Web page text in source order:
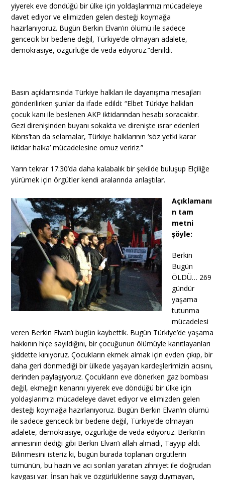
yiyerek eve döndüğü bir ülke için yoldaşlarımızı mücadeleye
davet ediyor ve elimizden gelen desteği koymağa
hazırlanıyoruz. Bugün Berkin Elvan’ın ölümü ile sadece
gencecik bir bedene değil, Türkiye’de olmayan adalete,
demokrasiye, özgürlüğe de veda ediyoruz.”denildi.
Basın açıklamsında Türkiye halkları ile dayanışma mesajları
gönderilirken şunlar da ifade edildi: “Elbet Türkiye halkları
çocuk kanı ile beslenen AKP iktidarından hesabı soracaktır.
Gezi direnişinden buyanı sokakta ve direnişte ısrar edenleri
Kıbrıs’tan da selamalar, Türkiye halklarının ‘söz yetki karar
iktidar halka’ mücadelesine omuz veririz.”
Yarın tekrar 17:30’da daha kalabalık bir şekilde buluşup Elçiliğe
yürümek için örgütler kendi aralarında anlaştılar.
Açıklamanı
n tam
metni
şöyle:
Berkin
Bugün
ÖLDÜ… 269
gündür
yaşama
tutunma
mücadelesi
veren Berkin Elvan’ı bugün kaybettik. Bugün Türkiye’de yaşama
hakkının hiçe sayıldığını, bir çocuğunun ölümüyle kanıtlayanları
şiddette kınıyoruz. Çocukların ekmek almak için evden çıkıp, bir
daha geri dönmediği bir ülkede yaşayan kardeşlerimizin acısını,
derinden paylaşıyoruz. Çocukların eve dönerken gaz bombası
değil, ekmeğin kenarını yiyerek eve döndüğü bir ülke için
yoldaşlarımızı mücadeleye davet ediyor ve elimizden gelen
desteği koymağa hazırlanıyoruz. Bugün Berkin Elvan’ın ölümü
ile sadece gencecik bir bedene değil, Türkiye’de olmayan
adalete, demokrasiye, özgürlüğe de veda ediyoruz. Berkin’in
annesinin dediği gibi Berkin Elvan’ı allah almadı, Tayyip aldı.
Bilinmesini isteriz ki, bugün burada toplanan örgütlerin
tümünün, bu hazin ve acı sonları yaratan zihniyet ile doğrudan
kavgası var. İnsan hak ve özgürlüklerine saygı duymayan,